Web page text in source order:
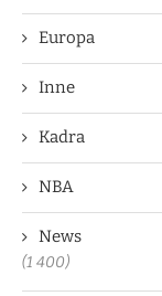
Europa
Inne
Kadra
NBA
News
(1 400)